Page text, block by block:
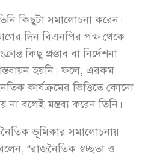
কিছুটা সমালোচনা করেন।
দিন বিএনপির পক্ষ থেকে
কিছু প্রস্তাব বা নির্দেশনা
হয়নি। ফলে, এরকম
কার্যক্রমের ভিত্তিতে কোনো
না বলেই মন্তব্য করেন তিনি।
ভূমিকার সমালোচনায়
“রাজনৈতিক স্বচ্ছতা ও